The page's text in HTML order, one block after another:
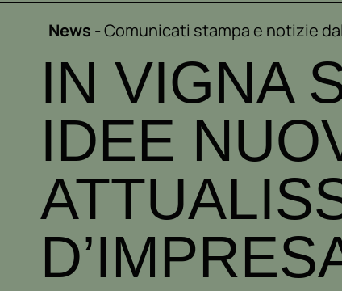
News -Comunicati stampa e notizie
IN VIGNA
IDEE